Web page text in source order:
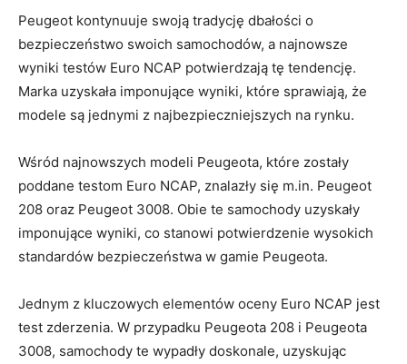
Peugeot⁢ kontynuuje swoją ​tradycję dbałości o
bezpieczeństwo swoich samochodów, a najnowsze
wyniki⁤ testów​ Euro NCAP potwierdzają tę tendencję. ​
Marka uzyskała imponujące wyniki, które ‍sprawiają, że
modele⁤ są jednymi z najbezpieczniejszych na rynku.
Wśród najnowszych modeli ⁢Peugeota, które‌ zostały⁣
poddane testom ⁤Euro NCAP, znalazły się m.in. Peugeot
208 oraz ⁢Peugeot 3008. Obie te ‍samochody ‌uzyskały
imponujące wyniki, co stanowi potwierdzenie wysokich
‍standardów bezpieczeństwa w gamie Peugeota.
Jednym z kluczowych elementów oceny ‌Euro NCAP jest
test zderzenia. W przypadku Peugeota 208 ​i⁤ Peugeota
3008, ⁣samochody te wypadły doskonale, uzyskując⁤